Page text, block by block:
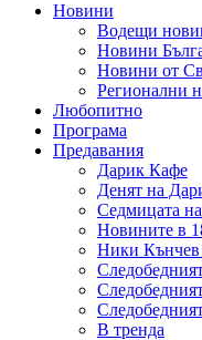
Новини
Водещи
Новини
Новини от
Регионални
Любопитно
Програма
Предавания
Дарик Кафе
Денят на
Седмицата
Новините в
Ники
В тренда